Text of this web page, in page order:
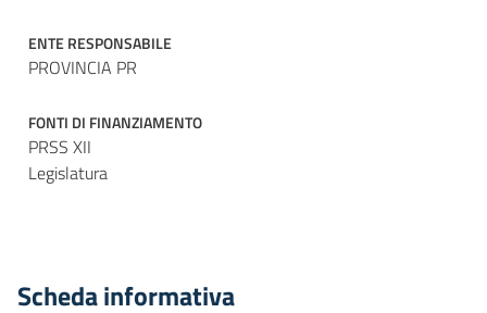
ENTE RESPONSABILE
PROVINCIA PR
FONTI DI FINANZIAMENTO
PRSS XII
Legislatura
Scheda informativa